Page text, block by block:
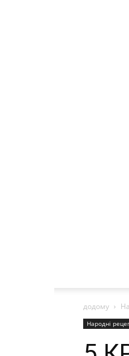
додому
Народні